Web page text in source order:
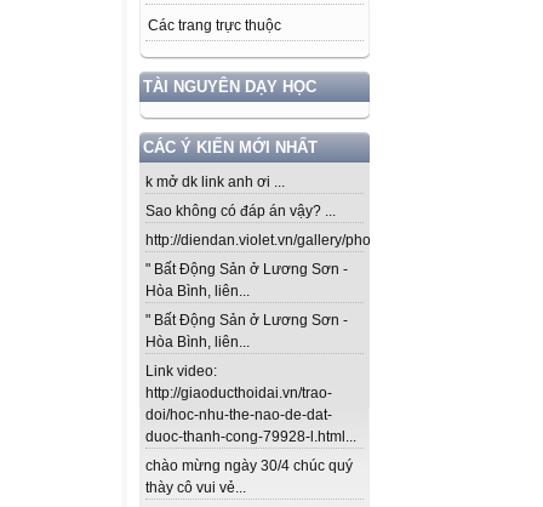
Các trang trực thuộc
TÀI NGUYÊN DẠY HỌC
CÁC Ý KIẾN MỚI NHẤT
k mở dk link anh ơi ...
Sao không có đáp án vậy? ...
http://diendan.violet.vn/gallery/photos/302...
" Bất Động Sản ở Lương Sơn -
Hòa Bình, liên...
" Bất Động Sản ở Lương Sơn -
Hòa Bình, liên...
Link video:
http://giaoducthoidai.vn/trao-
doi/hoc-nhu-the-nao-de-dat-
duoc-thanh-cong-79928-l.html...
chào mừng ngày 30/4 chúc quý
thày cô vui vẻ...